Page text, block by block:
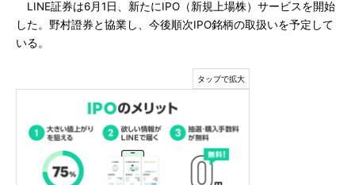
LINE証券は6月1日、新たにIPO（新規上場株）サービスを開始
した。野村證券と協業し、今後順次IPO銘柄の取扱いを予定して
いる。